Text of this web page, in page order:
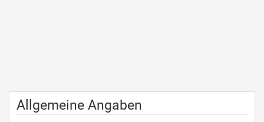
Allgemeine Angaben